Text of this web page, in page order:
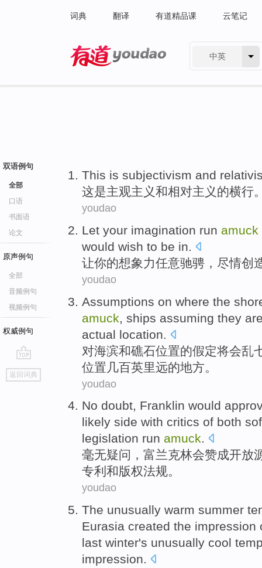
词典 翻译 有道精品课 云笔记
中英
双语例句
全部
口语
书面语
论文
原声例句
全部
音频例句
视频例句
权威例句
go
top
返回词典
This is subjectivism and
这是主观主义和相对主义的横行
youdao
Let your imagination run amuck
would wish to be in.
让你的想象力任意驰骋 ，尽情创
youdao
Assumptions on where the
amuck ships assuming they
actual location
对海滨和礁石位置的假定将会乱
位置 几百英里远的地方。
youdao
No doubt, Franklin would
likely side with critics of both
legislation run amuck.
毫无疑问， 富兰克林会赞成开放
专利 和版权法规。
youdao
The unusually warm summer
Eurasia created the impression
last winter's unusually cool
impression.